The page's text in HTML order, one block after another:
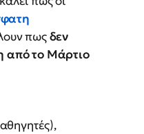
πωςδεν
από το Μάρτιο